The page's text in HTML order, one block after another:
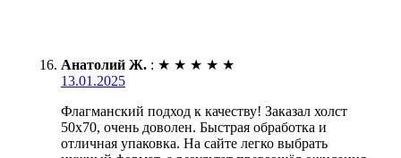
Анатолий Ж. : ★ ★ ★ ★ ★
13.01.2025
Флагманский подход к качеству! Заказал холст
50х70, очень доволен. Быстрая обработка и
отличная упаковка. На сайте легко выбрать